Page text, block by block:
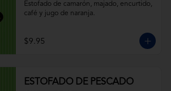
Estofado de camarón, majado, encurtido,
café y jugo de naranja.
$9.95
ESTOFADO DE PESCADO